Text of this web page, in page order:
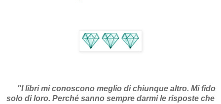
"I libri mi conoscono meglio di chiunque altro. Mi fido
solo di loro. Perché sanno sempre darmi le risposte che